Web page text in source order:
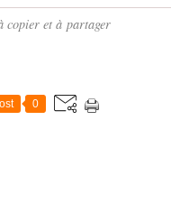
copier et à partager
0